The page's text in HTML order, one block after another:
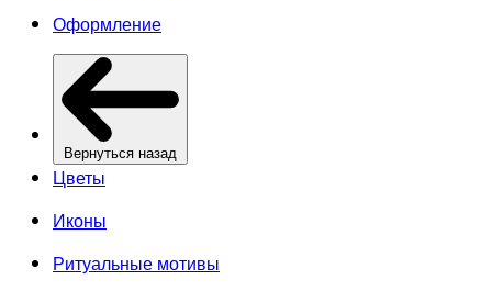
Оформление
Вернуться назад
Цветы
Иконы
Ритуальные мотивы